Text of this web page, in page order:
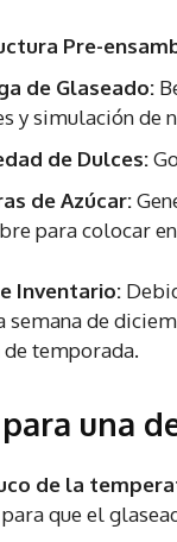
Pre-
de Glaseado:
y simulación de
de Dulces:
de Azúcar:
para colocar
Inventario:
semana de
temporada.
una
de la
que el